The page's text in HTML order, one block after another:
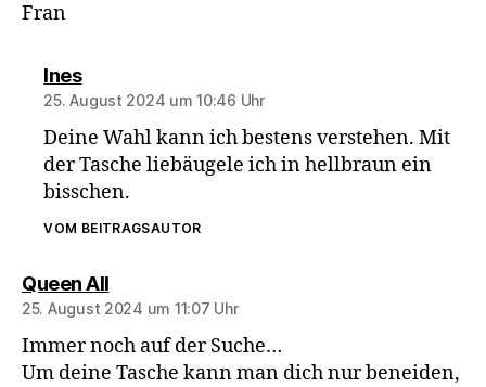
Fran
Inessagt:
25. August 2024 um 10:46 Uhr
Deine Wahl kann ich bestens verstehen. Mit
der Tasche liebäugele ich in hellbraun ein
bisschen.
VOM BEITRAGSAUTOR
Queen Allsagt:
25. August 2024 um 11:07 Uhr
Immer noch auf der Suche…
Um deine Tasche kann man dich nur beneiden,